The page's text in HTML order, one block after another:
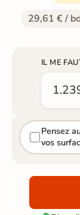
29,61 € /
IL ME
Pensez
vos